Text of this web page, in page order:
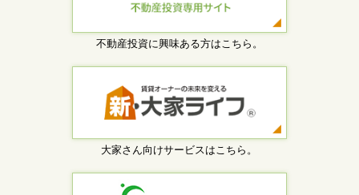
不動産投資に興味ある方はこちら。
大家さん向けサービスはこちら。